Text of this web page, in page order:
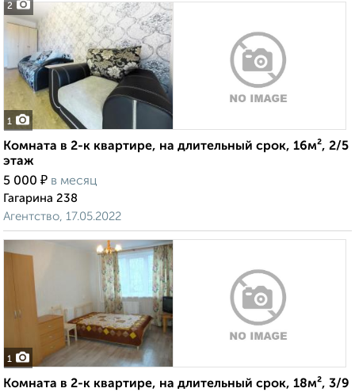
2
1
Комната в 2-к квартире, на длительный срок, 16м², 2/5
этаж
5 000 ₽ в месяц
Гагарина 238
Агентство, 17.05.2022
1
Комната в 2-к квартире, на длительный срок, 18м², 3/9